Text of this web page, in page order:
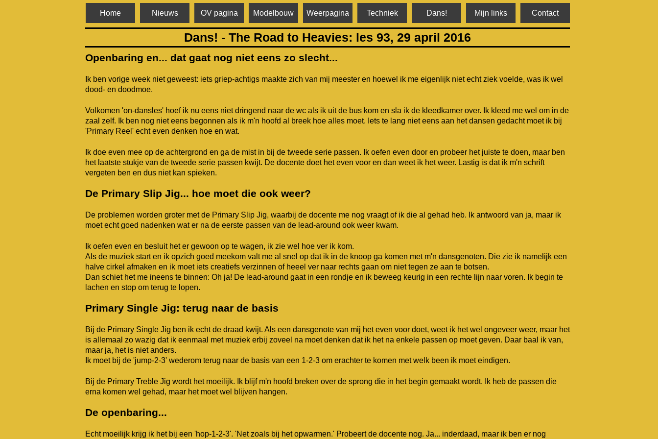
Home Nieuws OV pagina Modelbouw Weerpagina Techniek Dans! Mijn links Contact
Dans! - The Road to Heavies: les 93, 29 april 2016
Openbaring en... dat gaat nog niet eens zo slecht...
Ik ben vorige week niet geweest: iets griep-achtigs maakte zich van mij meester en hoewel ik me eigenlijk niet echt ziek voelde, was ik wel
dood- en doodmoe.
Volkomen 'on-dansles' hoef ik nu eens niet dringend naar de wc als ik uit de bus kom en sla ik de kleedkamer over. Ik kleed me wel om in de
zaal zelf. Ik ben nog niet eens begonnen als ik m'n hoofd al breek hoe alles moet. Iets te lang niet eens aan het dansen gedacht moet ik bij
'Primary Reel' echt even denken hoe en wat.
Ik doe even mee op de achtergrond en ga de mist in bij de tweede serie passen. Ik oefen even door en probeer het juiste te doen, maar ben
het laatste stukje van de tweede serie passen kwijt. De docente doet het even voor en dan weet ik het weer. Lastig is dat ik m'n schrift
vergeten ben en dus niet kan spieken.
De Primary Slip Jig... hoe moet die ook weer?
De problemen worden groter met de Primary Slip Jig, waarbij de docente me nog vraagt of ik die al gehad heb. Ik antwoord van ja, maar ik
moet echt goed nadenken wat er na de eerste passen van de lead-around ook weer kwam.
Ik oefen even en besluit het er gewoon op te wagen, ik zie wel hoe ver ik kom.
Als de muziek start en ik opzich goed meekom valt me al snel op dat ik in de knoop ga komen met m'n dansgenoten. Die zie ik namelijk een
halve cirkel afmaken en ik moet iets creatiefs verzinnen of heeel ver naar rechts gaan om niet tegen ze aan te botsen.
Dan schiet het me ineens te binnen: Oh ja! De lead-around gaat in een rondje en ik beweeg keurig in een rechte lijn naar voren. Ik begin te
lachen en stop om terug te lopen.
Primary Single Jig: terug naar de basis
Bij de Primary Single Jig ben ik echt de draad kwijt. Als een dansgenote van mij het even voor doet, weet ik het wel ongeveer weer, maar het
is allemaal zo wazig dat ik eenmaal met muziek erbij zoveel na moet denken dat ik het na enkele passen op moet geven. Daar baal ik van,
maar ja, het is niet anders.
Ik moet bij de 'jump-2-3' wederom terug naar de basis van een 1-2-3 om erachter te komen met welk been ik moet eindigen.
Bij de Primary Treble Jig wordt het moeilijk. Ik blijf m'n hoofd breken over de sprong die in het begin gemaakt wordt. Ik heb de passen die
erna komen wel gehad, maar het moet wel blijven hangen.
De openbaring...
Echt moeilijk krijg ik het bij een 'hop-1-2-3'. 'Net zoals bij het opwarmen.' Probeert de docente nog. Ja... inderdaad, maar ik ben er nog